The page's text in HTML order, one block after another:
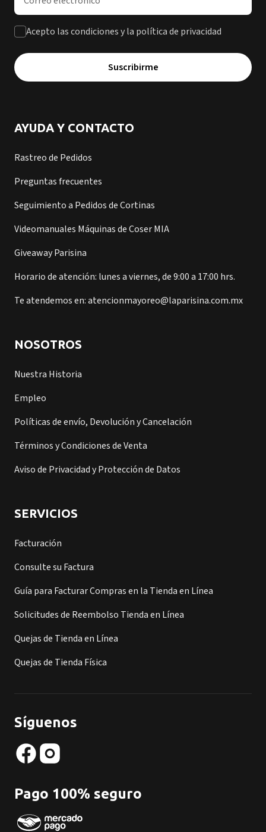
Acepto las condiciones y la política de privacidad
Suscribirme
AYUDA Y CONTACTO
Rastreo de Pedidos
Preguntas frecuentes
Seguimiento a Pedidos de Cortinas
Videomanuales Máquinas de Coser MIA
Giveaway Parisina
Horario de atención: lunes a viernes, de 9:00 a 17:00 hrs.
Te atendemos en: atencionmayoreo@laparisina.com.mx
NOSOTROS
Nuestra Historia
Empleo
Políticas de envío, Devolución y Cancelación
Términos y Condiciones de Venta
Aviso de Privacidad y Protección de Datos
SERVICIOS
Facturación
Consulte su Factura
Guía para Facturar Compras en la Tienda en Línea
Solicitudes de Reembolso Tienda en Línea
Quejas de Tienda en Línea
Quejas de Tienda Física
Síguenos
Pago 100% seguro